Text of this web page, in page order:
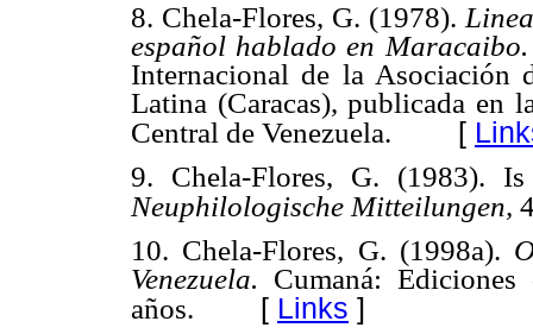
8. Chela-Flores, G. (1978).
español hablado en
Internacional de la
Latina (Caracas), publicada en
Central de Venezuela. [
9. Chela-Flores, G. (1983).
Neuphilologische Mitteilungen,
10. Chela-Flores, G. (1998a).
Venezuela. Cumaná:
años. [ Links ]